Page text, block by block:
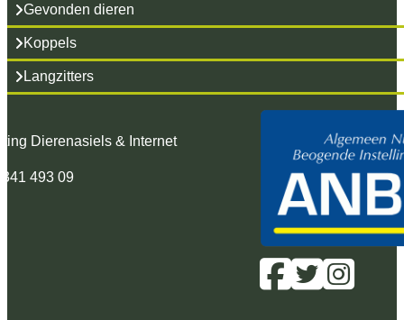
Gevonden dieren
Koppels
Langzitters
Dierenasiels & Internet
493 09